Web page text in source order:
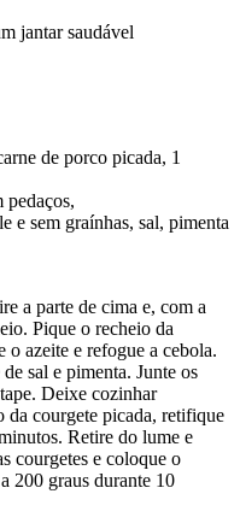
jantar saudável
de porco picada, 1
pedaços,
e sem graínhas, sal, pimenta
a parte de cima e, com a
Pique o recheio da
o azeite e refogue a cebola.
sal e pimenta. Junte os
Deixe cozinhar
da courgete picada, retifique
Retire do lume e
courgetes e coloque o
200 graus durante 10